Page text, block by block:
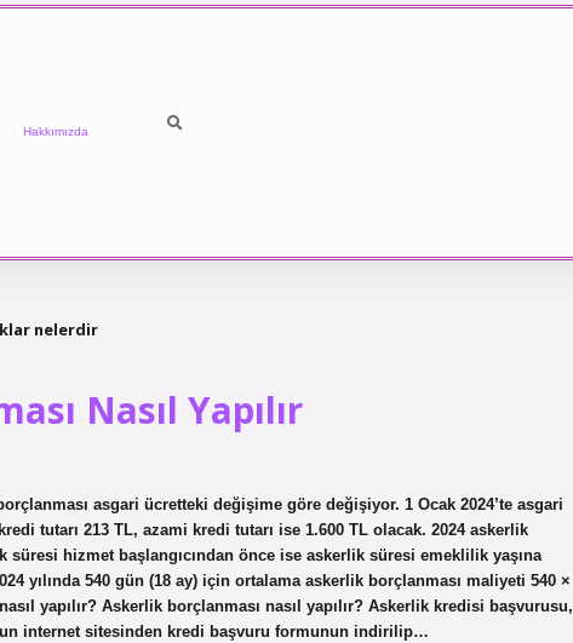
Hakkımızda
nelerdir
Nasıl Yapılır
asgari ücretteki değişime göre değişiyor. 1 Ocak 2024’te asgari
tutarı 213 TL, azami kredi tutarı ise 1.600 TL olacak. 2024 askerlik
süresi hizmet başlangıcından önce ise askerlik süresi emeklilik yaşına
yılında 540 gün (18 ay) için ortalama askerlik borçlanması maliyeti 540 ×
yapılır? Askerlik borçlanması nasıl yapılır? Askerlik kredisi başvurusu,
internet sitesinden kredi başvuru formunun indirilip…